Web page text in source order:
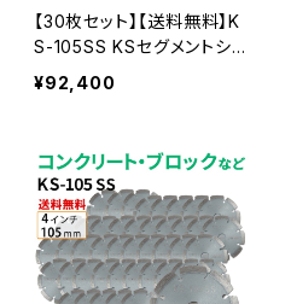
【30枚セット】【送料無料】K
S-105SS KSセグメントシル
バー 4インチ 105mm コン
クリート・ブロックなどの切
刃(ks-105ss-30)
¥92,400